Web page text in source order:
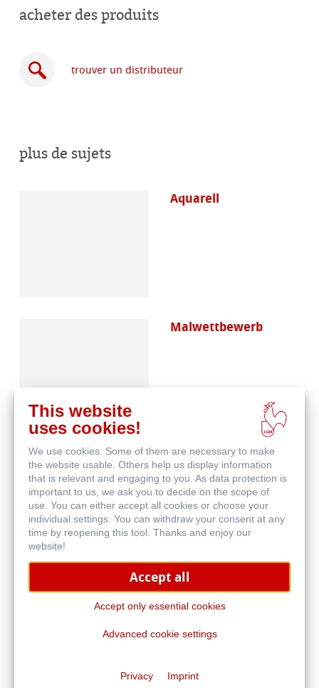
acheter des produits
trouver un distributeur
acheter
plus de sujets
Aquarell
Malwettbewerb
Häufig gestellte
Fragen
Qualitätskriterien -
Traditional FineArt
This website
uses cookies!
We use cookies. Some of them are necessary to make
the website usable. Others help us display information
that is relevant and engaging to you. As data protection is
important to us, we ask you to decide on the scope of
use. You can either accept all cookies or choose your
individual settings. You can withdraw your consent at any
time by reopening this tool. Thanks and enjoy our
website!
Accept all
Accept only essential cookies
Advanced cookie settings
Privacy Imprint